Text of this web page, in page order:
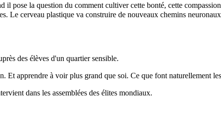
il pose la question du comment cultiver cette bonté, cette
Le cerveau plastique va construire de nouveaux chemins
des élèves d'un quartier sensible.
Et apprendre à voir plus grand que soi. Ce que font naturellement
dans les assemblées des élites mondiaux.